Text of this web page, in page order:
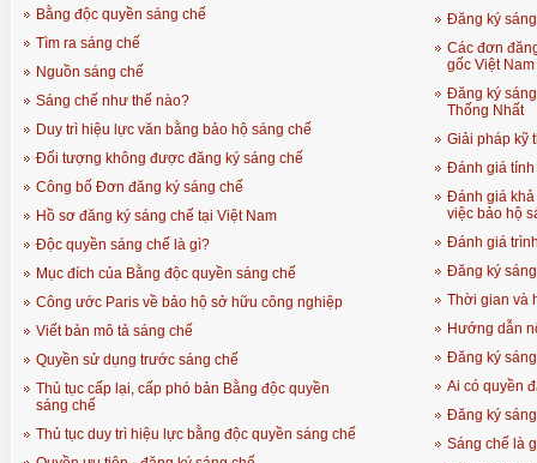
Bằng độc quyền sáng chế
Tìm ra sáng chế
Nguồn sáng chế
Sáng chế như thế nào?
Duy trì hiệu lực văn bằng bảo hộ sáng chế
Đối tượng không được đăng ký sáng chế
Công bố Đơn đăng ký sáng chế
Hồ sơ đăng ký sáng chế tại Việt Nam
Độc quyền sáng chế là gì?
Mục đích của Bằng độc quyền sáng chế
Công ước Paris về bảo hộ sở hữu công nghiệp
Viết bản mô tả sáng chế
Quyền sử dụng trước sáng chế
Thủ tục cấp lại, cấp phó bản Bằng độc quyền
sáng chế
Thủ tục duy trì hiệu lực bằng độc quyền sáng chế
Đăng ký
Các đơn
gốc Việt
Đăng ký
Thống Nhất
Giải pháp kỹ
Đánh giá tính
Đánh giá khả
việc bảo hộ
Đánh giá
Đăng ký
Thời gian và
Hướng dẫn
Đăng ký
Ai có quyền
Đăng ký
Sáng chế là